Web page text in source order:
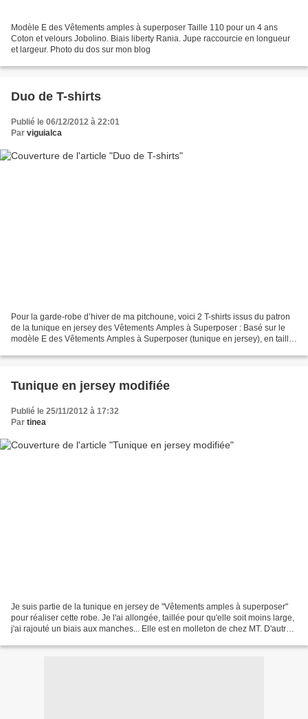
Modèle E des Vêtements amples à superposer Taille 110 pour un 4 ans
Coton et velours Jobolino. Biais liberty Rania. Jupe raccourcie en longueur
et largeur. Photo du dos sur mon blog
Duo de T-shirts
Publié le 06/12/2012 à 22:01
Par viguialca
Pour la garde-robe d’hiver de ma pitchoune, voici 2 T-shirts issus du patron
de la tunique en jersey des Vêtements Amples à Superposer : Basé sur le
modèle E des Vêtements Amples à Superposer (tunique en jersey), en taille
Tunique en jersey modifiée
Publié le 25/11/2012 à 17:32
Par tinea
Je suis partie de la tunique en jersey de "Vêtements amples à superposer"
pour réaliser cette robe. Je l'ai allongée, taillée pour qu'elle soit moins large,
j'ai rajouté un biais aux manches... Elle est en molleton de chez MT. D'autres